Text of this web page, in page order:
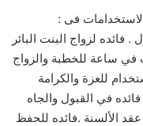
فى :
فائده لزواج البنت البائر
في ساعة للخطبة والزواج
للعزة والكرامة
في القبول والجاه
الألسنة .فائده للحفظ